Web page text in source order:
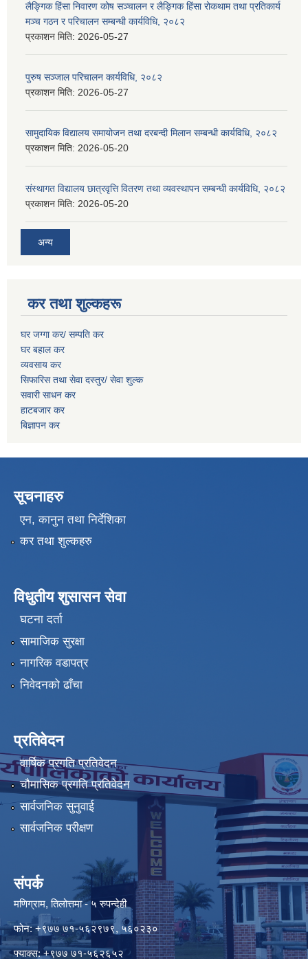
लैङ्गिक हिंसा निवारण कोष सञ्चालन र लैङ्गिक हिंसा रोकथाम तथा प्रतिकार्य
मञ्च गठन र परिचालन सम्बन्धी कार्यविधि, २०८२
प्रकाशन मिति: 2026-05-27
पुरुष सञ्जाल परिचालन कार्यविधि, २०८२
प्रकाशन मिति: 2026-05-27
सामुदायिक विद्यालय समायोजन तथा दरबन्दी मिलान सम्बन्धी कार्यविधि, २०८२
प्रकाशन मिति: 2026-05-20
संस्थागत विद्यालय छात्रवृत्ति वितरण तथा व्यवस्थापन सम्बन्धी कार्यविधि, २०८२
प्रकाशन मिति: 2026-05-20
अन्य
कर तथा शुल्कहरू
घर जग्गा कर/ सम्पति कर
घर बहाल कर
व्यवसाय कर
सिफारिस तथा सेवा दस्तुर/ सेवा शुल्क
सवारी साधन कर
हाटबजार कर
बिज्ञापन कर
सूचनाहरु
एन, कानुन तथा निर्देशिका
कर तथा शुल्कहरु
विधुतीय शुसासन सेवा
घटना दर्ता
सामाजिक सुरक्षा
नागरिक वडापत्र
निवेदनको ढाँचा
प्रतिवेदन
वार्षिक प्रगति प्रतिवेदन
चौमासिक प्रगति प्रतिवेदन
सार्वजनिक सुनुवाई
सार्वजनिक परीक्षण
संपर्क
मणिग्राम, तिलोत्तमा - ५ रुपन्देही
फोन: +९७७ ७१-५६२९७९, ५६०२३०
फ्याक्स: +९७७ ७१-५६२६५२